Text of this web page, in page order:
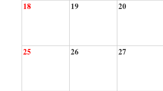
18 19 20
25 26 27